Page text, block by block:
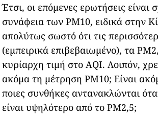
Έτσι, οι επόμενες ερωτήσεις είναι
συνάφεια των PM10, ειδικά στην
απολύτως σωστό ότι τις
(εμπειρικά επιβεβαιωμένο), τα
κυρίαρχη τιμή στο AQI. Λοιπόν,
ακόμα τη μέτρηση PM10; Είναι
ποιες συνθήκες αντανακλώνται
είναι υψηλότερο από το PM2,5;